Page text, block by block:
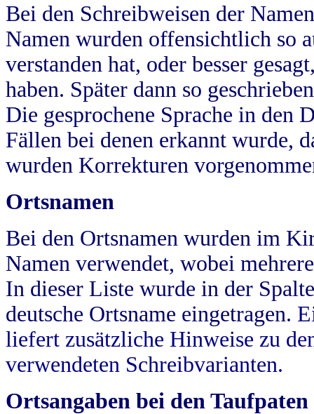
Bei den Schreibweisen der
Namen wurden offensichtlich so
verstanden hat, oder besser
haben. Später dann so
Die gesprochene Sprache in
Fällen bei denen erkannt wurde,
wurden Korrekturen
Ortsnamen
Bei den Ortsnamen wurden im
Namen verwendet, wobei
In dieser Liste wurde in der
deutsche Ortsname eingetragen.
liefert zusätzliche Hinweise zu
verwendeten Schreibvarianten.
Ortsangaben bei den Taufpaten